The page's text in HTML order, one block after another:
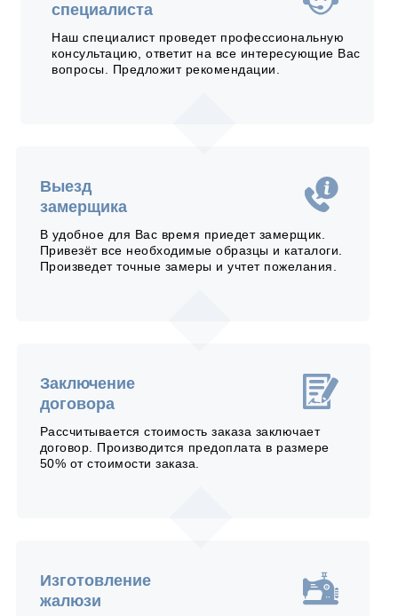
специалиста
Наш специалист проведет профессиональную
консультацию, ответит на все интересующие Вас
вопросы. Предложит рекомендации.
Выезд
замерщика
В удобное для Вас время приедет замерщик.
Привезёт все необходимые образцы и каталоги.
Произведет точные замеры и учтет пожелания.
Заключение
договора
Рассчитывается стоимость заказа заключает
договор. Производится предоплата в размере
50% от стоимости заказа.
Изготовление
жалюзи